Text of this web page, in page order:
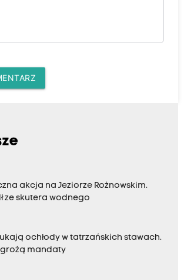
akcja na Jeziorze Rożnowskim.
ze skutera wodnego
ochłody w tatrzańskich stawach.
mandaty